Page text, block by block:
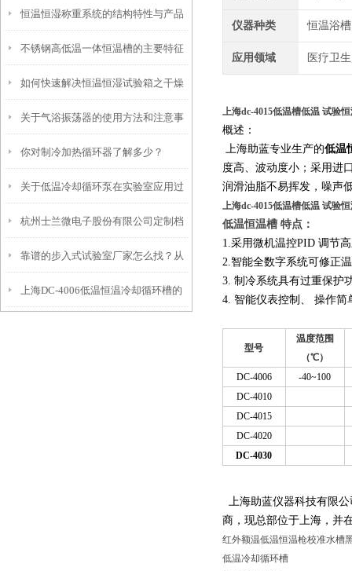
南
恒温恒湿称重系统的结构特性与产品
功能配置
不锈钢高低温一体恒温槽的主要特征
和使用要点说明
如何快速解决恒温恒湿试验箱之干燥
过滤器失效的问题
关于气浴振荡器的使用方法和注意事
项
你对制冷加热循环器了解多少？
关于低温冷却循环泵在实验室应用过
程中的几个要点
杭州士兰微电子股份有限公司定制档
案-恒温槽80L
靠谱的步入式试验室厂家怎么找？从
信誉和资质入手
上海DC-4006低温恒温冷却循环槽的
仪器种类 恒温浴槽
应用领域 医疗卫
上海dc-4015低温槽低温 试验
概述：
上海助蓝专业生产的低温
度高、波动度小；采用进
润滑油脂不易挥发，噪声
上海dc-4015低温槽低温 试验
低温恒温槽 特点：
1.采用微机温控PID 调节
2.智能全数字系统可修正
3. 制冷系统具有过重保护
4. 智能仪表控制、 操作
型号
温度范围
（℃）
DC-4006
-40~100
DC-4010
DC-4015
DC-4020
DC-4030
上海助蓝仪器科技有限
商，现总部位于上海，并
红外额温低温恒温枪校准水槽
低温冷却循环槽